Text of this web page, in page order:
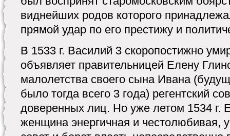
виднейших родов которого
прямой удар по его престижу и
В 1533 г. Василий 3 скоропостижно
объявляет правительницей Елену
малолетства своего сына Ивана
было тогда всего 3 года) регентский
доверенных лиц. Но уже летом 1534 г.
женщина энергичная и честолюбивая,